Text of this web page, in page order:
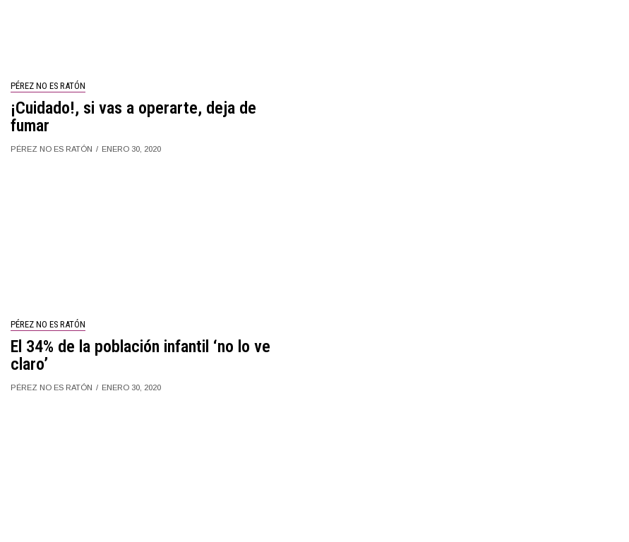
PÉREZ NO ES RATÓN
¡Cuidado!, si vas a operarte, deja de
fumar
PÉREZ NO ES RATÓN ENERO 30, 2020
PÉREZ NO ES RATÓN
El 34% de la población infantil ‘no lo ve
claro’
PÉREZ NO ES RATÓN ENERO 30, 2020